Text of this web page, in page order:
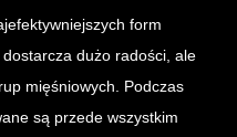
form
dużo radości, ale
mięśniowych. Podczas
są przede wszystkim